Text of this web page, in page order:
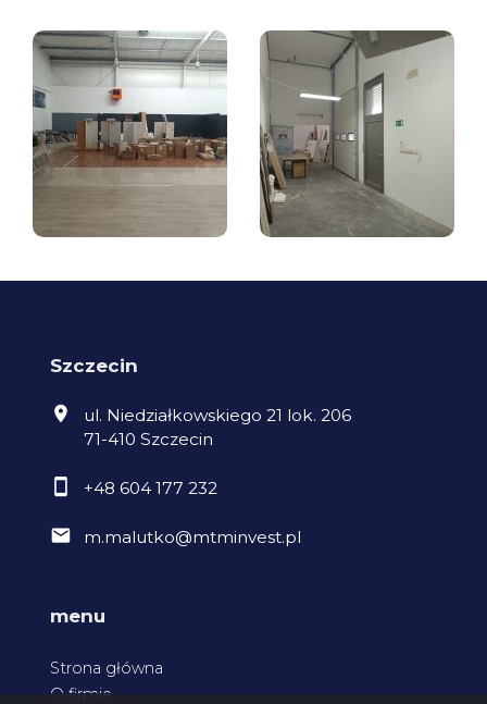
Szczecin
ul. Niedziałkowskiego 21 lok. 206
71-410 Szczecin
+48 604 177 232
m.malutko@mtminvest.pl
menu
Strona główna
O firmie